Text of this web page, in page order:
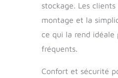
stockage. Les
montage et la
ce qui la rend idéale
fréquents.
Confort et sécurité